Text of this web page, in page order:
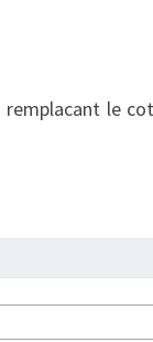
remplacant le